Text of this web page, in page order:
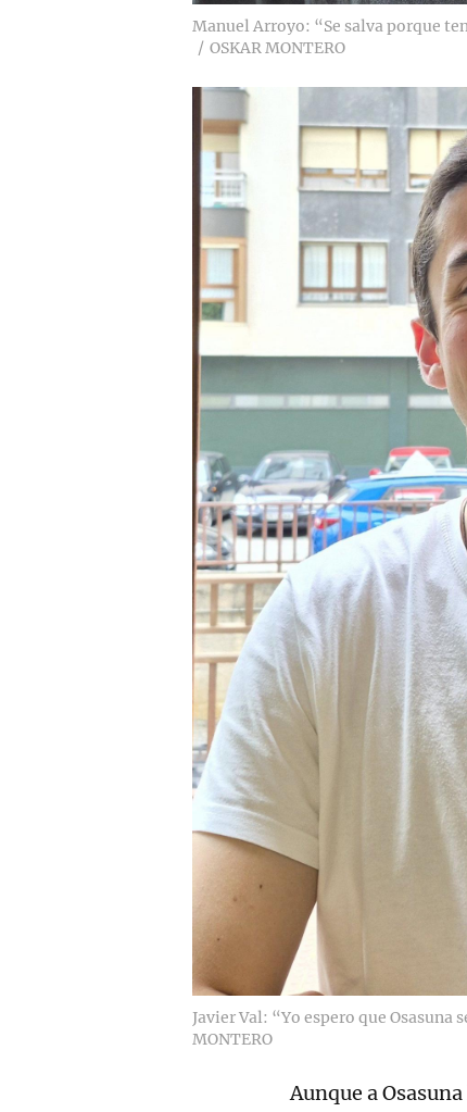
Manuel Arroyo: “Se salva porque
OSKAR MONTERO
Javier Val: “Yo espero que
MONTERO
Aunque a